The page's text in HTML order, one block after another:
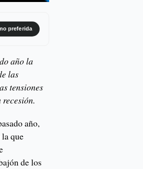
preferida
año la
las
tensiones
año,
que
de los